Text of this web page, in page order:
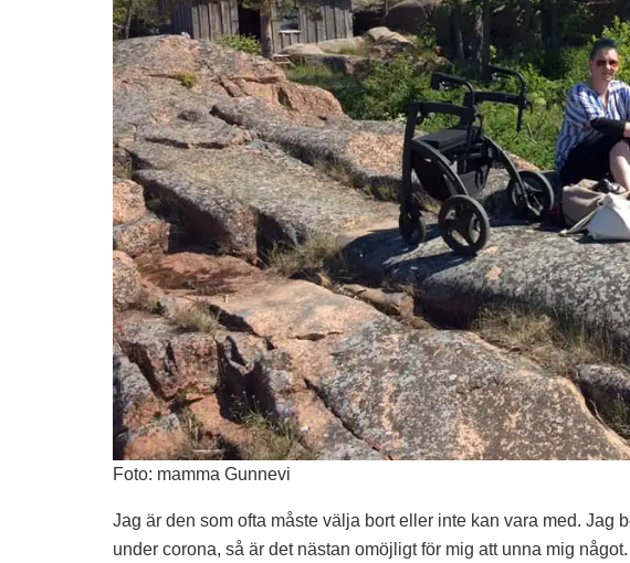
Foto: mamma Gunnevi
Jag är den som ofta måste välja bort eller inte kan vara med. Jag
under corona, så är det nästan omöjligt för mig att unna mig